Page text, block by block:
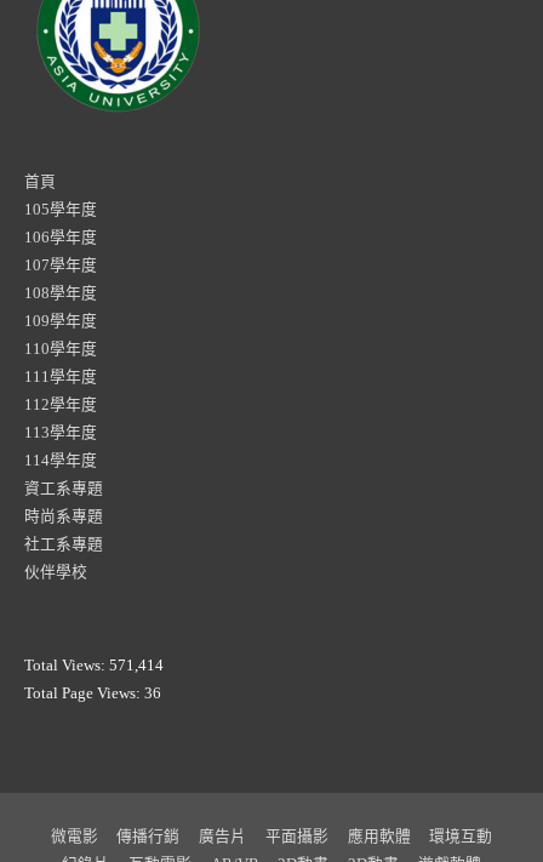
首頁
105學年度
106學年度
107學年度
108學年度
109學年度
110學年度
111學年度
112學年度
113學年度
114學年度
資工系專題
時尚系專題
社工系專題
伙伴學校
Total Views: 571,414
Total Page Views: 36
微電影 傳播行銷 廣告片 平面攝影 應用軟體
環境互動